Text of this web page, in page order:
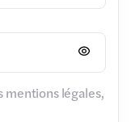
mentions légales,